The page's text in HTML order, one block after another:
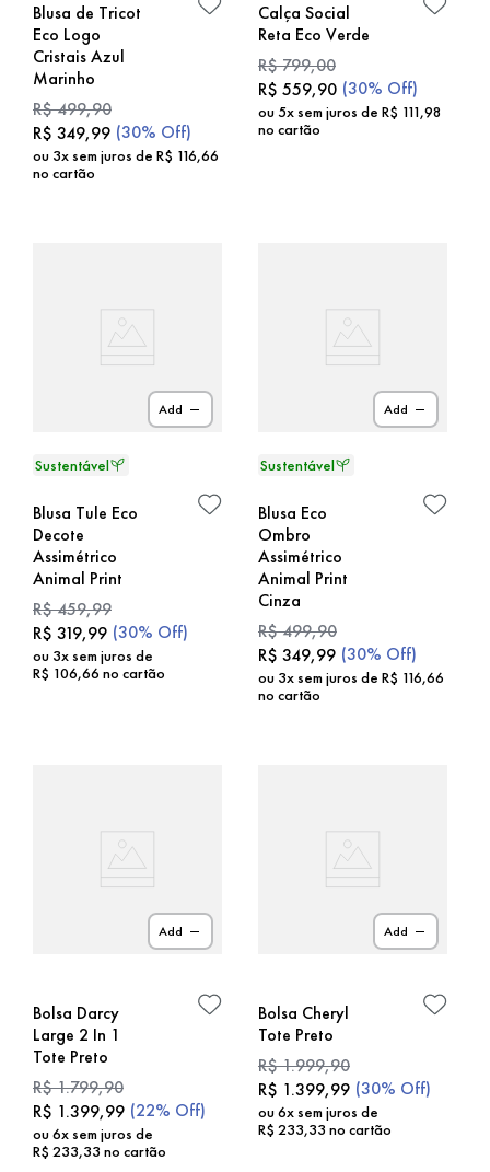
Blusa de Tricot
Eco Logo
Cristais Azul
Marinho
R$499,90
R$ 349,99 (30% Off)
ou 3x sem juros de R$ 116,66
no cartão
Calça Social
Reta Eco Verde
R$799,00
R$ 559,90 (30% Off)
ou5x sem juros de R$ 111,98
no cartão
Add
Blusa Tule Eco
Decote
Assimétrico
Animal Print
R$459,99
R$ 319,99 (30% Off)
ou 3x sem juros de
R$ 106,66 no cartão
Add
Blusa Eco
Ombro
Assimétrico
Animal Print
Cinza
R$499,90
R$ 349,99 (30% Off)
ou 3x sem juros de R$ 116,66
no cartão
Add
Bolsa Darcy
Large 2 In 1
Tote Preto
R$1.799,90
R$ 1.399,99 (22% Off)
ou6x sem juros de
R$ 233,33 no cartão
Add
Bolsa Cheryl
Tote Preto
R$1.999,90
R$ 1.399,99 (30% Off)
ou6x sem juros de
R$ 233,33 no cartão